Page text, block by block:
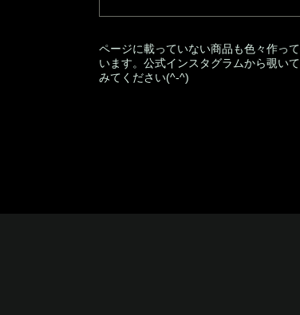
ページに載っていない商品も色々作って
います。公式インスタグラムから覗いて
みてください(^-^)